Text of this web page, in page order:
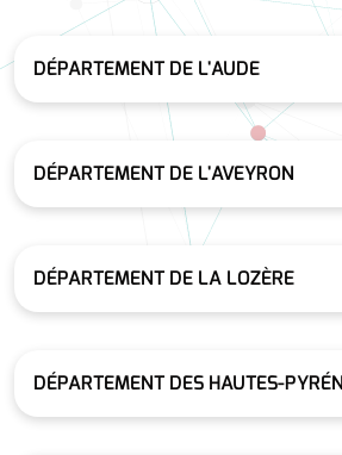
DÉPARTEMENT DE L'AUDE
DÉPARTEMENT DE L'AVEYRON
DÉPARTEMENT DE LA LOZÈRE
DÉPARTEMENT DES HAUTES-